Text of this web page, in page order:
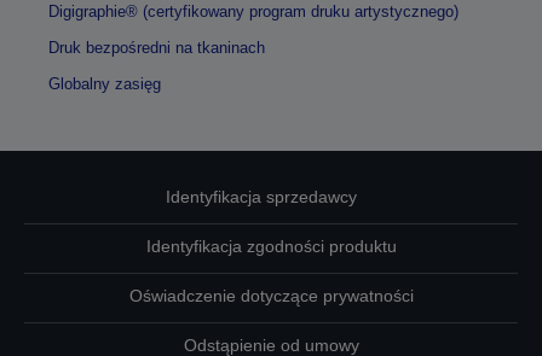
Digigraphie® (certyfikowany program druku artystycznego)
Druk bezpośredni na tkaninach
Globalny zasięg
Identyfikacja sprzedawcy
Identyfikacja zgodności produktu
Oświadczenie dotyczące prywatności
Odstąpienie od umowy